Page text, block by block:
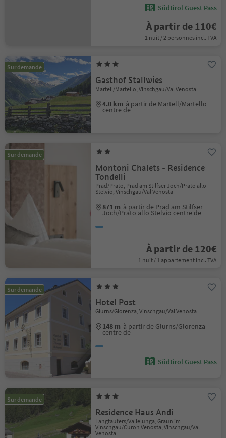
Südtirol Guest Pass
À partir de 110€
1 nuit / 2 personnes incl. TVA
Sur demande
Gasthof Stallwies
Martell/Martello, Vinschgau/Val Venosta
4.0 km à partir de Martell/Martello
centre de
Sur demande
Montoni Chalets - Residence
Tondelli
Prad/Prato, Prad am Stilfser Joch/Prato allo
Stelvio, Vinschgau/Val Venosta
871 m à partir de Prad am Stilfser
Joch/Prato allo Stelvio centre de
À partir de 120€
1 nuit / 1 appartement incl. TVA
Sur demande
Hotel Post
Glurns/Glorenza, Vinschgau/Val Venosta
148 m à partir de Glurns/Glorenza
centre de
Südtirol Guest Pass
Sur demande
Residence Haus Andi
Langtaufers/Vallelunga, Graun im
Vinschgau/Curon Venosta, Vinschgau/Val
Venosta